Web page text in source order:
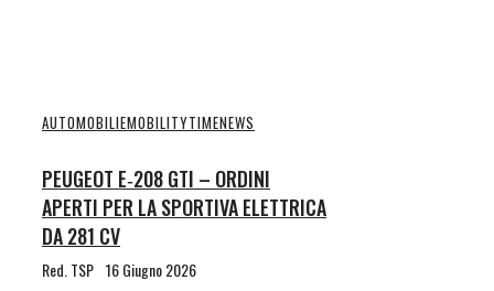
AUTOMOBILIEMOBILITYTIMENEWS
PEUGEOT E‑208 GTI – ORDINI
APERTI PER LA SPORTIVA ELETTRICA
DA 281 CV
Red. TSP 16 Giugno 2026